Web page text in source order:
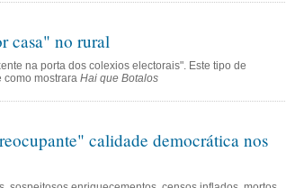
casa" no rural
na porta dos colexios electorais". Este tipo de
como mostrara Hai que Botalos
calidade democrática nos